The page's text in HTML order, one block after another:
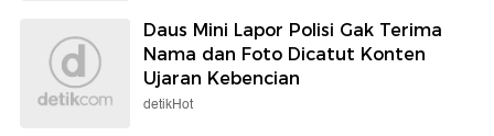
Daus Mini Lapor Polisi Gak Terima
Nama dan Foto Dicatut Konten
Ujaran Kebencian
detikHot